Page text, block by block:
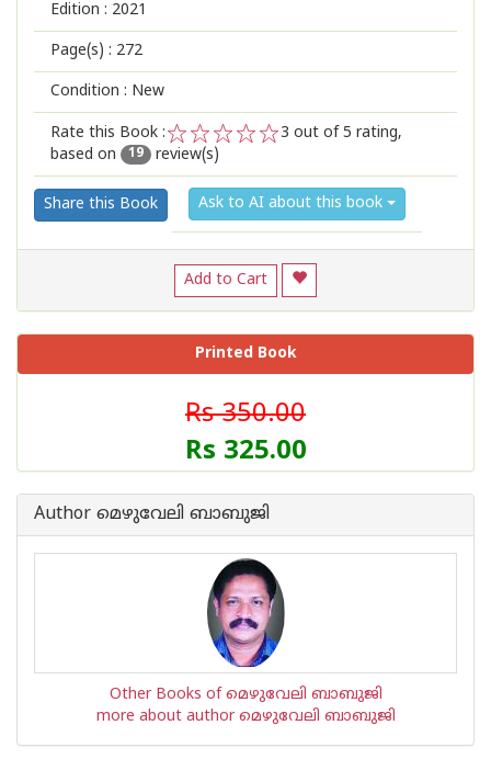
Edition : 2021
Page(s) : 272
Condition : New
Rate this Book :
3
2
1
3 out of 5 rating,
based on
19 review(s)
Share this Book Ask to AI about this book
Add to Cart
Printed Book
Rs 350.00
Rs 325.00
Author മെഴുവേലി ബാബുജി
Other Books of മെഴുവേലി ബാബുജി
more about author മെഴുവേലി ബാബുജി